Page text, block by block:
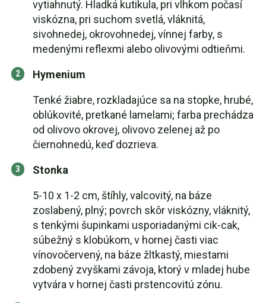
vytiahnutý. Hladká kutikula, pri vlhkom počasí
viskózna, pri suchom svetlá, vláknitá,
sivohnedej, okrovohnedej, vínnej farby, s
medenými reflexmi alebo olivovými odtieňmi.
Hymenium
Tenké žiabre, rozkladajúce sa na stopke, hrubé,
oblúkovité, pretkané lamelami; farba prechádza
od olivovo okrovej, olivovo zelenej až po
čiernohnedú, keď dozrieva.
Stonka
5-10 x 1-2 cm, štíhly, valcovitý, na báze
zoslabený, plný; povrch skôr viskózny, vláknitý,
s tenkými šupinkami usporiadanými cik-cak,
súbežný s klobúkom, v hornej časti viac
vínovočervený, na báze žltkastý, miestami
zdobený zvyškami závoja, ktorý v mladej hube
vytvára v hornej časti prstencovitú zónu.